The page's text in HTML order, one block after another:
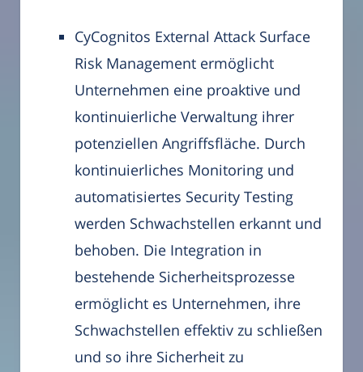
CyCognitos External Attack Surface
Risk Management ermöglicht
Unternehmen eine proaktive und
kontinuierliche Verwaltung ihrer
potenziellen Angriffsfläche. Durch
kontinuierliches Monitoring und
automatisiertes Security Testing
werden Schwachstellen erkannt und
behoben. Die Integration in
bestehende Sicherheitsprozesse
ermöglicht es Unternehmen, ihre
Schwachstellen effektiv zu schließen
und so ihre Sicherheit zu